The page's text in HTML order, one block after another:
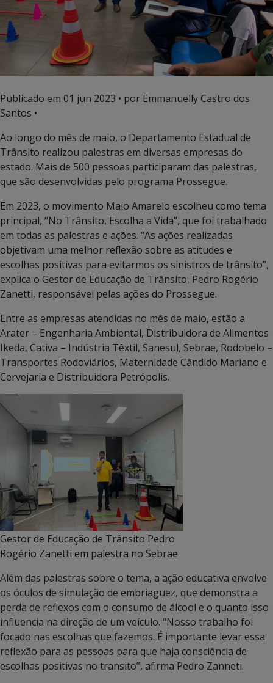
Publicado em 01 jun 2023 • por Emmanuelly Castro dos
Santos •
Ao longo do mês de maio, o Departamento Estadual de
Trânsito realizou palestras em diversas empresas do
estado. Mais de 500 pessoas participaram das palestras,
que são desenvolvidas pelo programa Prossegue.
Em 2023, o movimento Maio Amarelo escolheu como tema
principal, “No Trânsito, Escolha a Vida”, que foi trabalhado
em todas as palestras e ações. “As ações realizadas
objetivam uma melhor reflexão sobre as atitudes e
escolhas positivas para evitarmos os sinistros de trânsito”,
explica o Gestor de Educação de Trânsito, Pedro Rogério
Zanetti, responsável pelas ações do Prossegue.
Entre as empresas atendidas no mês de maio, estão a
Arater – Engenharia Ambiental, Distribuidora de Alimentos
Ikeda, Cativa – Indústria Têxtil, Sanesul, Sebrae, Rodobelo –
Transportes Rodoviários, Maternidade Cândido Mariano e
Cervejaria e Distribuidora Petrópolis.
Gestor de Educação de Trânsito Pedro
Rogério Zanetti em palestra no Sebrae
Além das palestras sobre o tema, a ação educativa envolve
os óculos de simulação de embriaguez, que demonstra a
perda de reflexos com o consumo de álcool e o quanto isso
influencia na direção de um veículo. “Nosso trabalho foi
focado nas escolhas que fazemos. É importante levar essa
reflexão para as pessoas para que haja consciência de
escolhas positivas no transito”, afirma Pedro Zanneti.